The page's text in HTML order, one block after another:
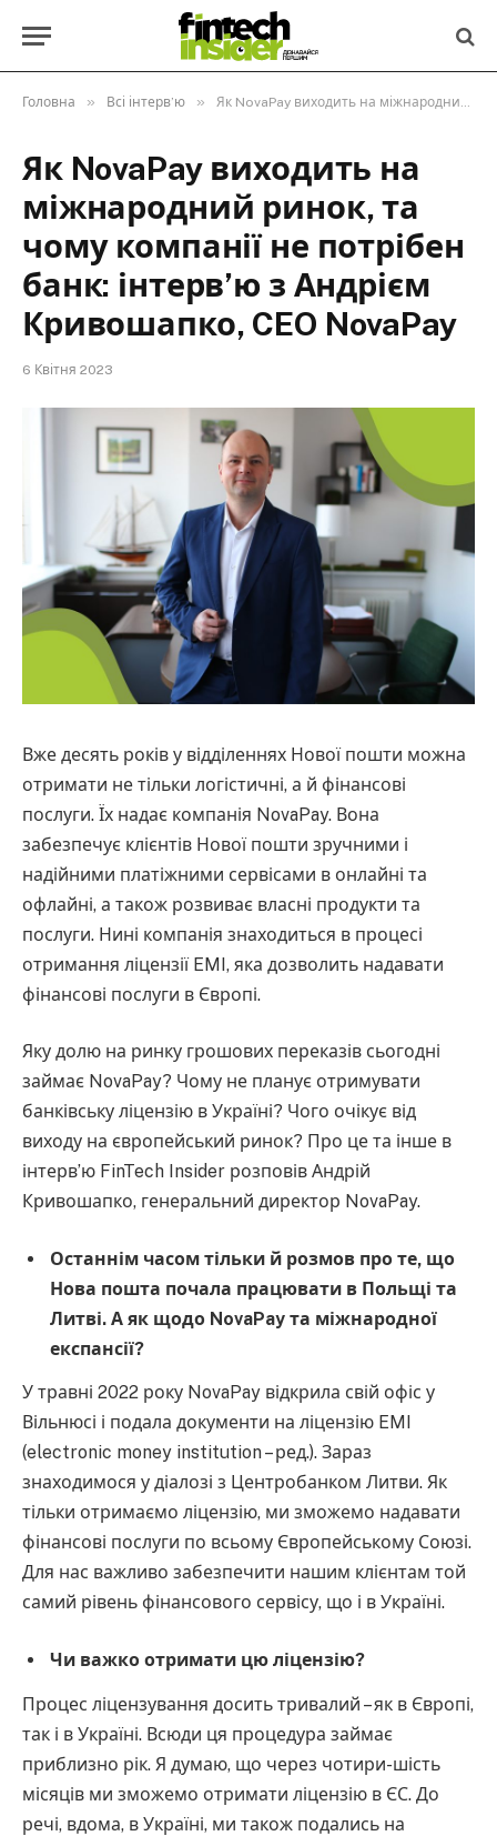
Головна » Всі інтерв’ю » Як NovaPay виходить на міжнародний ринок, та чому компанії не потрібен банк: інтерв’ю з Андрієм Кривошапко, CEO NovaPay
Як NovaPay виходить на
міжнародний ринок, та
чому компанії не потрібен
банк: інтерв’ю з Андрієм
Кривошапко, CEO NovaPay
6 Квітня 2023
Вже десять років у відділеннях Нової пошти можна
отримати не тільки логістичні, а й фінансові
послуги. Їх надає компанія NovaPay. Вона
забезпечує клієнтів Нової пошти зручними і
надійними платіжними сервісами в онлайні та
офлайні, а також розвиває власні продукти та
послуги. Нині компанія знаходиться в процесі
отримання ліцензії EMI, яка дозволить надавати
фінансові послуги в Європі.
Яку долю на ринку грошових переказів сьогодні
займає NovaPay? Чому не планує отримувати
банківську ліцензію в Україні? Чого очікує від
виходу на європейський ринок? Про це та інше в
інтерв’ю FinTech Insider розповів Андрій
Кривошапко, генеральний директор NovaPay.
Останнім часом тільки й розмов про те, що
Нова пошта почала працювати в Польщі та
Литві. А як щодо NovaPay та міжнародної
експансії?
У травні 2022 року NovaPay відкрила свій офіс у
Вільнюсі і подала документи на ліцензію EMI
(electronic money institution – ред.). Зараз
знаходимося у діалозі з Центробанком Литви. Як
тільки отримаємо ліцензію, ми зможемо надавати
фінансові послуги по всьому Європейському Союзі.
Для нас важливо забезпечити нашим клієнтам той
самий рівень фінансового сервісу, що і в Україні.
Чи важко отримати цю ліцензію?
Процес ліцензування досить тривалий – як в Європі,
так і в Україні. Всюди ця процедура займає
приблизно рік. Я думаю, що через чотири-шість
місяців ми зможемо отримати ліцензію в ЄС. До
речі, вдома, в Україні, ми також подались на